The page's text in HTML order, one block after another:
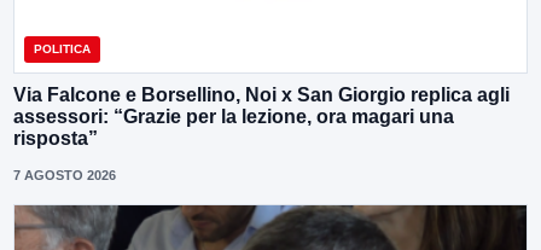
POLITICA
Via Falcone e Borsellino, Noi x San Giorgio replica agli
assessori: “Grazie per la lezione, ora magari una
risposta”
7 AGOSTO 2026